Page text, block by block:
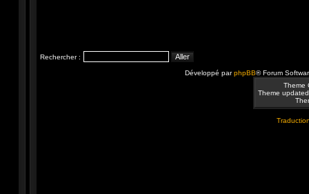
Rechercher :
Développé parphpBB® Forum
Theme
Theme